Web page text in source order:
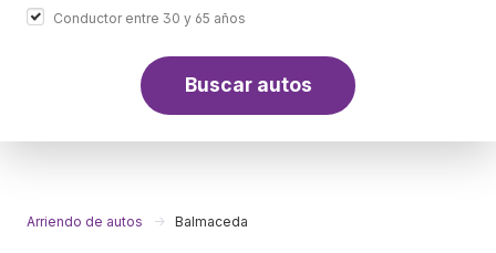
Conductor entre 30 y 65 años
Buscar autos
Arriendo de autos Balmaceda